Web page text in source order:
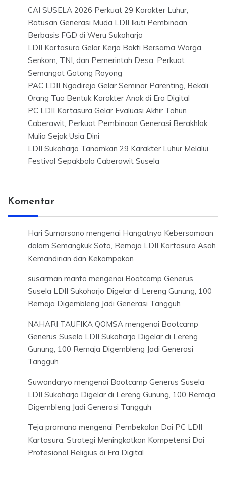
CAI SUSELA 2026 Perkuat 29 Karakter Luhur,
Ratusan Generasi Muda LDII Ikuti Pembinaan
Berbasis FGD di Weru Sukoharjo
LDII Kartasura Gelar Kerja Bakti Bersama Warga,
Senkom, TNI, dan Pemerintah Desa, Perkuat
Semangat Gotong Royong
PAC LDII Ngadirejo Gelar Seminar Parenting, Bekali
Orang Tua Bentuk Karakter Anak di Era Digital
PC LDII Kartasura Gelar Evaluasi Akhir Tahun
Caberawit, Perkuat Pembinaan Generasi Berakhlak
Mulia Sejak Usia Dini
LDII Sukoharjo Tanamkan 29 Karakter Luhur Melalui
Festival Sepakbola Caberawit Susela
Komentar
Hari Sumarsono mengenai Hangatnya Kebersamaan
dalam Semangkuk Soto, Remaja LDII Kartasura Asah
Kemandirian dan Kekompakan
susarman manto mengenai Bootcamp Generus
Susela LDII Sukoharjo Digelar di Lereng Gunung, 100
Remaja Digembleng Jadi Generasi Tangguh
NAHARI TAUFIKA QOMSA mengenai Bootcamp
Generus Susela LDII Sukoharjo Digelar di Lereng
Gunung, 100 Remaja Digembleng Jadi Generasi
Tangguh
Suwandaryo mengenai Bootcamp Generus Susela
LDII Sukoharjo Digelar di Lereng Gunung, 100 Remaja
Digembleng Jadi Generasi Tangguh
Teja pramana mengenai Pembekalan Dai PC LDII
Kartasura: Strategi Meningkatkan Kompetensi Dai
Profesional Religius di Era Digital